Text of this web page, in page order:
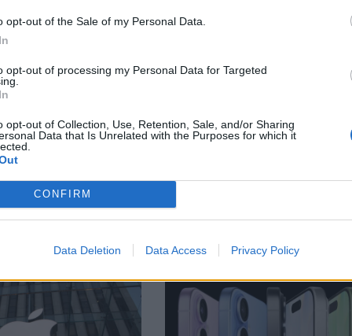
opt-out of the Sale of my Personal Data.
opt-out of processing my Personal Data for Targeted
opt-out of Collection, Use, Retention, Sale, and/or Sharing
Data that Is Unrelated with the Purposes for which it
CONFIRM
Data Deletion Data Access Privacy Policy
Последвайте ни във
ВЪВ facebook
в: